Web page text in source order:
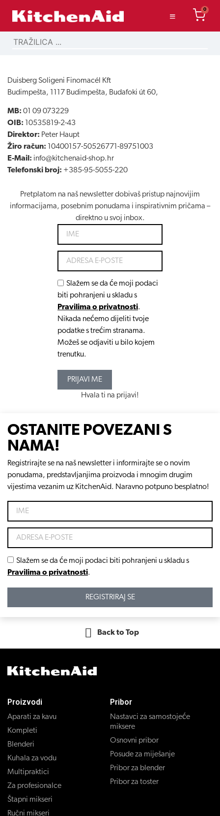
0
Duisberg Soligeni Finomacél Kft
Budimpešta, 1117 Budimpešta, Budafoki út 60,
MB: 01 09 073229
OIB: 10535819-2-43
Direktor: Peter Haupt
Žiro račun: 10400157-50526771-89751003
E-Mail: info@kitchenaid-shop.hr
Telefonski broj: +385-95-5055-220
Pretplatom na naš newsletter dobivaš pristup najnovijim
informacijama, posebnim ponudama i inspirativnim pričama –
direktno u svoj inbox.
Slažem se da će moji podaci
biti pohranjeni u skladu s
Pravilima o privatnosti.
Nikada nećemo dijeliti tvoje
podatke s trećim stranama.
Možeš se odjaviti u bilo kojem
trenutku.
PRIJAVI ME
Hvala ti na prijavi!
OSTANITE POVEZANI S
NAMA!
Registrirajte se na naš newsletter i informirajte se o novim
ponudama, predstavljanjima proizvoda i mnogim drugim
vijestima vezanim uz KitchenAid. Naravno potpuno besplatno!
Slažem se da će moji podaci biti pohranjeni u skladu s
Pravilima o privatnosti.
REGISTRIRAJ SE
Back to Top
Proizvodi
Aparati za kavu
Kompleti
Blenderi
Kuhala za vodu
Multipraktici
Za profesionalce
Štapni mikseri
Ručni mikseri
Pribor
Nastavci za samostojeće
miksere
Osnovni pribor
Posude za miješanje
Pribor za blender
Pribor za toster